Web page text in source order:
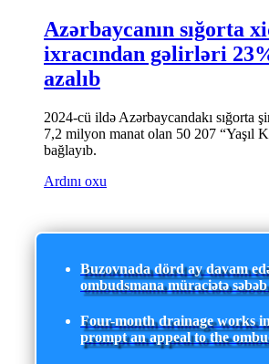
Azərbaycanın sığorta
ixracından gəlirləri
azalıb
2024-cü ildə Azərbaycandakı sığorta
7,2 milyon manat olan 50 207 “Yaşıl
bağlayıb.
Ardını oxu
Buzovnada dörd ay davam
ombudsmana müraciətə
Four-month drainage works
prompt an appeal to the